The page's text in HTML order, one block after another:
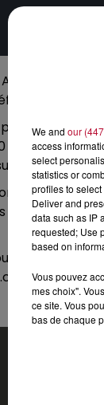
se
des français.
pièce
dernières
de Laurent
Stars,
à 11h30 avec
We and our
access
select
statistics or
profiles to
Deliver and
data such as IP
requested; Use
based on
Vous pouvez
mes choix".
ce site. Vous
bas de chaque